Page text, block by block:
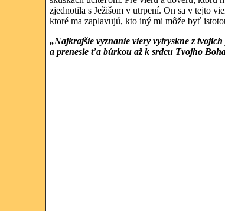
zjednotila s Ježišom v utrpení. On sa v tejto
ktoré ma zaplavujú, kto iný mi môže byť
„Najkrajšie vyznanie viery vytryskne z
a prenesie ťa búrkou až k srdcu Tvojho
sv.